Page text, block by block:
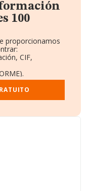
100
proporcionamos
CIF,